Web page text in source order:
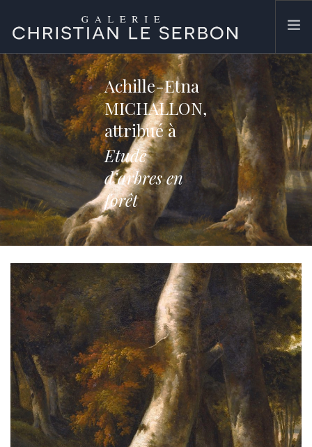
ACCUEIL
ŒUVRES
GALERIE
CONTACT
SEARCH SITE
Achille-Etna
MICHALLON,
attribué à
Etude
d’arbres en
forêt